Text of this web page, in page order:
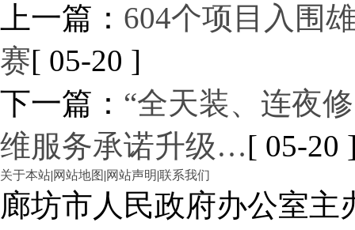
上一篇： 604个项目入围
赛[ 05-20 ]
下一篇： “全天装、连夜
维服务承诺升级…[ 05-20
关于本站|网站地图 |网站声明|联系我们
廊坊市人民政府办公室